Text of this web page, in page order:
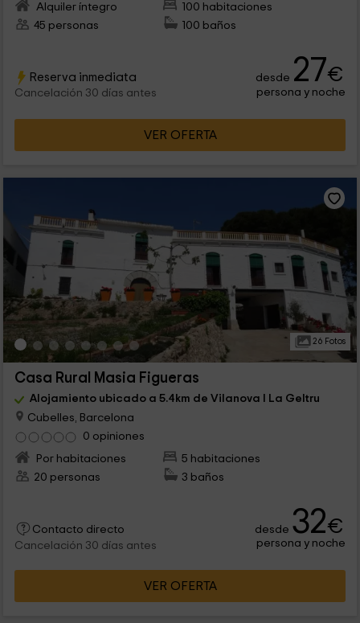
Alquiler íntegro
100 habitaciones
45 personas
100 baños
Reserva inmediata
Cancelación 30 días antes
desde 27€
persona y noche
VER OFERTA
26 Fotos
Casa Rural Masia Figueras
Alojamiento ubicado a 5.4km de Vilanova I La Geltru
Cubelles, Barcelona
0 opiniones
Por habitaciones
5 habitaciones
20 personas
3 baños
Contacto directo
Cancelación 30 días antes
desde 32€
persona y noche
VER OFERTA